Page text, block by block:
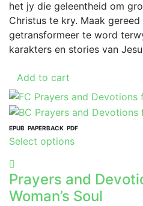
het jy die geleentheid om
Christus te kry. Maak
getransformeer te word
karakters en stories van
Add to cart
EPUB PAPERBACK PDF
Select optionsThis
multiple
variants.
Prayers and
Woman’s Soul